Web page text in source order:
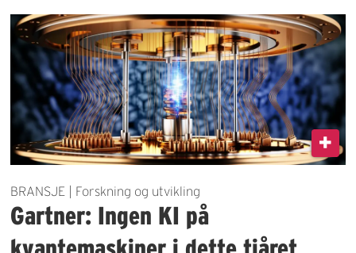
BRANSJE | Forskning og utvikling
Gartner: Ingen KI på